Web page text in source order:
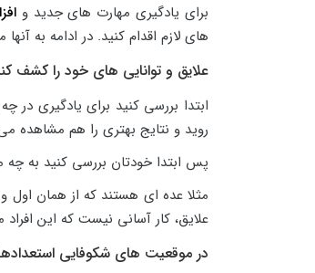
برای یادگیری مهارت های جدید و
های لازم اقدام کنید. در ادامه به آنها
علایق و توانایی های خود را کشف
ابتدا بررسی کنید برای یادگیری
روید و نتایج بهتری را هم مشاهده
پس ابتدا خودتان بررسی کنید به چه
مثلا عده ای هستند که از همان
علایق، کار آسانی نیست که این
در موقعیت های شکوفایی